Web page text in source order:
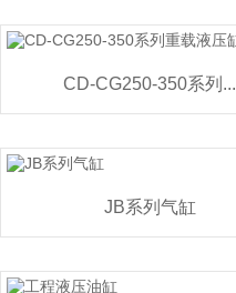
CD-CG250-350系列...
JB系列气缸